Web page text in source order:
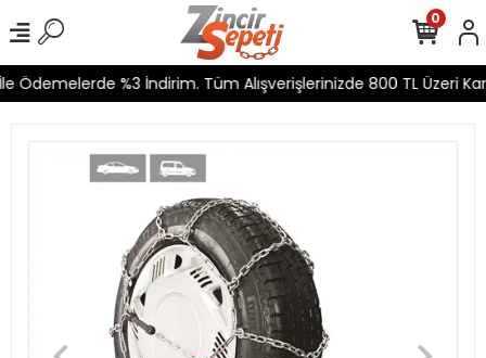
Ödemelerde %3 İndirim. Tüm Alışverişlerinizde 800 TL Üzeri
0